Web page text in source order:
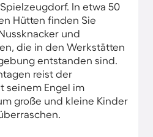
In etwa 50
Hütten finden Sie
und
die in den Werkstätten
entstanden sind.
reist der
seinem Engel im
große und kleine Kinder